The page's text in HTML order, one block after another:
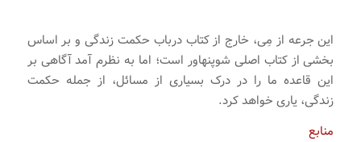
این جرعه از مِی، خارج از کتاب درباب حکمت زندگی و بر اساس
بخشی از کتاب اصلی شوپنهاور است؛ اما به نظرم آمد آگاهی بر
این قاعده ما را در درک بسیاری از مسائل، از جمله حکمت
زندگی، یاری خواهد کرد.
منابع